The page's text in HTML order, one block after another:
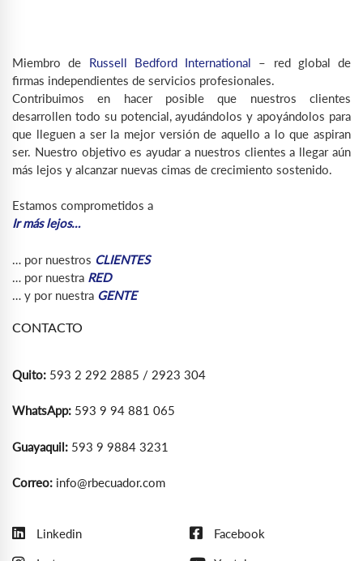
Miembro de Russell Bedford International – red global de
firmas independientes de servicios profesionales.
Contribuimos en hacer posible que nuestros clientes
desarrollen todo su potencial, ayudándolos y apoyándolos para
que lleguen a ser la mejor versión de aquello a lo que aspiran
ser. Nuestro objetivo es ayudar a nuestros clientes a llegar aún
más lejos y alcanzar nuevas cimas de crecimiento sostenido.
Estamos comprometidos a
Ir más lejos…
… por nuestros CLIENTES
… por nuestra RED
… y por nuestra GENTE
CONTACTO
Quito: 593 2 292 2885 / 2923 304
WhatsApp: 593 9 94 881 065
Guayaquil: 593 9 9884 3231
Correo: info@rbecuador.com
Linkedin Facebook